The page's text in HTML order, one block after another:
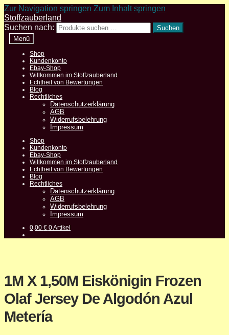
Zur Navigation springen Zum Inhalt springen
Stoffzauberland
Suchen nach:
Suchen
Menü
Shop
Kundenkonto
Ebay-Shop
Willkommen im Stoffzauberland
Echtheit von Bewertungen
Blog
Rechtliches
Datenschutzerklärung
AGB
Widerrufsbelehrung
Impressum
Shop
Kundenkonto
Ebay-Shop
Willkommen im Stoffzauberland
Echtheit von Bewertungen
Blog
Rechtliches
Datenschutzerklärung
AGB
Widerrufsbelehrung
Impressum
0,00€ 0 Artikel
1M X 1,50M Eiskönigin Frozen
Olaf Jersey De Algodón Azul
Metería